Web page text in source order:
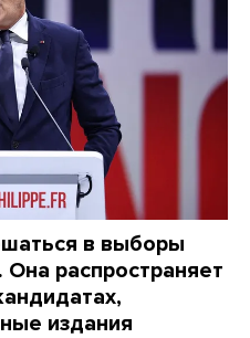
в выборы
распространяет
издания